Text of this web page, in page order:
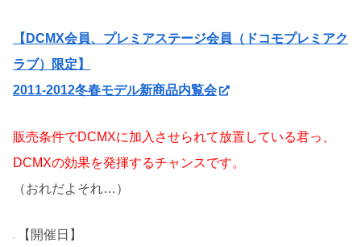
【DCMX会員、プレミアステージ会員（ドコモプレミアク
ラブ）限定】
2011-2012冬春モデル新商品内覧会
販売条件でDCMXに加入させられて放置している君っ、
DCMXの効果を発揮するチャンスです。
（おれだよそれ…）
【開催日】